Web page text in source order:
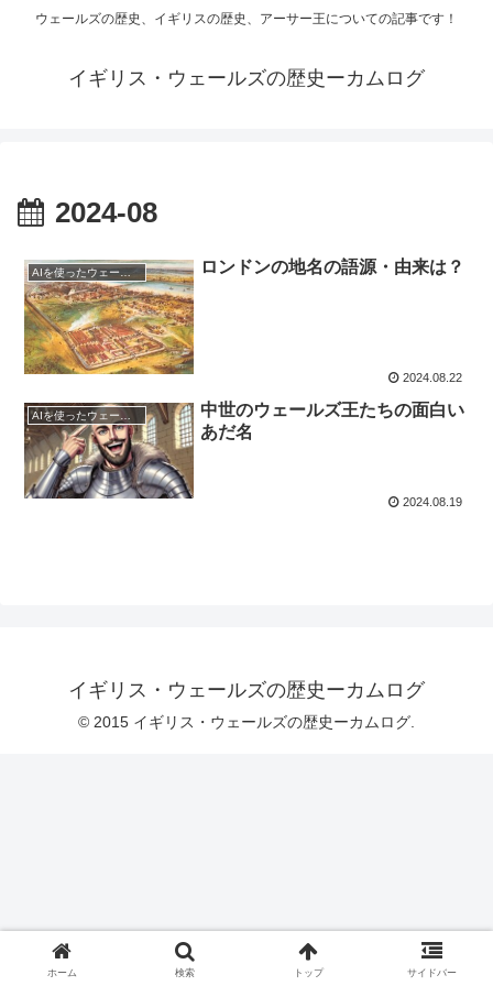
ウェールズの歴史、イギリスの歴史、アーサー王についての記事です！
イギリス・ウェールズの歴史ーカムログ
2024-08
ロンドンの地名の語源・由来は？
2024.08.22
AIを使ったウェールズ歴史
中世のウェールズ王たちの面白い
あだ名
2024.08.19
イギリス・ウェールズの歴史ーカムログ
© 2015 イギリス・ウェールズの歴史ーカムログ.
ホーム 検索 トップ サイドバー